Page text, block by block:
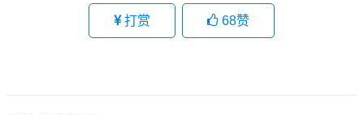
打赏 68赞